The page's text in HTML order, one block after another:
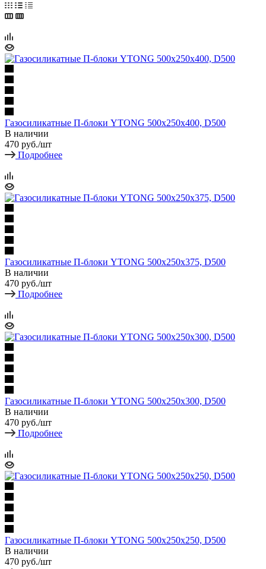
Газосиликатные П-блоки YTONG 500х250х400, D500
В наличии
470 руб./шт
Подробнее
Газосиликатные П-блоки YTONG 500х250х375, D500
В наличии
470 руб./шт
Подробнее
Газосиликатные П-блоки YTONG 500х250х300, D500
В наличии
470 руб./шт
Подробнее
Газосиликатные П-блоки YTONG 500х250х250, D500
В наличии
470 руб./шт